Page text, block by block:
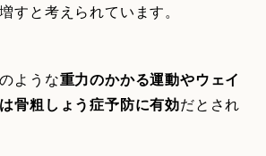
すと考えられています。
ような重力のかかる運動やウェイ
骨粗しょう症予防に有効だとされ